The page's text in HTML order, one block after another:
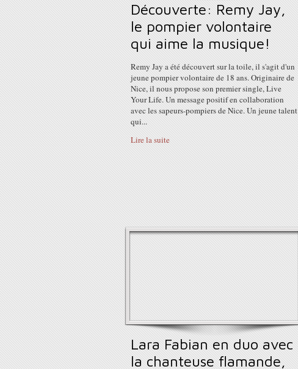
Découverte: Remy Jay,
le pompier volontaire
qui aime la musique!
Remy Jay a été découvert sur la toile, il s'agit d'un
jeune pompier volontaire de 18 ans. Originaire de
Nice, il nous propose son premier single, Live
Your Life. Un message positif en collaboration
avec les sapeurs-pompiers de Nice. Un jeune talent
qui...
Lire la suite
Lara Fabian en duo avec
la chanteuse flamande,